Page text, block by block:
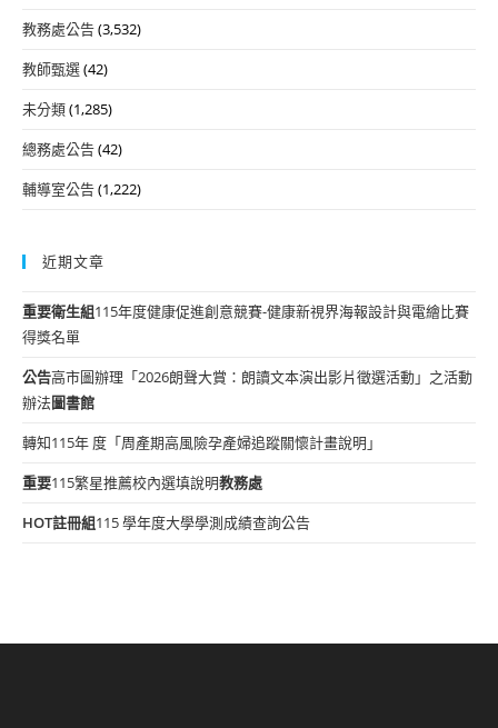
教務處公告(3,532)
教師甄選(42)
未分類(1,285)
總務處公告(42)
輔導室公告(1,222)
近期文章
重要衛生組115年度健康促進創意競賽-健康新視界海報設計與電繪比賽
得獎名單
公告高市圖辦理「2026朗聲大賞：朗讀文本演出影片徵選活動」之活動
辦法圖書館
轉知115年 度「周產期高風險孕產婦追蹤關懷計畫說明」
重要115繁星推薦校內選填說明教務處
HOT註冊組115 學年度大學學測成績查詢公告